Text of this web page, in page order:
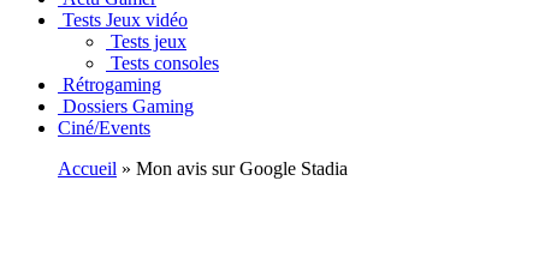
Tests Jeux vidéo
Tests jeux
Tests consoles
Rétrogaming
Dossiers Gaming
Ciné/Events
Accueil » Mon avis sur Google Stadia